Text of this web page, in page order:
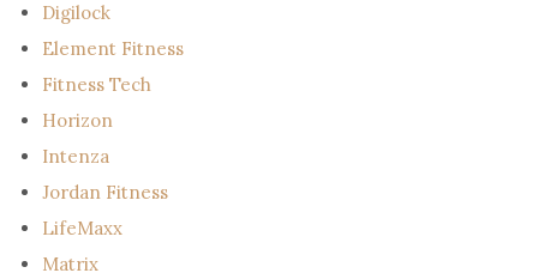
Digilock
Element Fitness
Fitness Tech
Horizon
Intenza
Jordan Fitness
LifeMaxx
Matrix